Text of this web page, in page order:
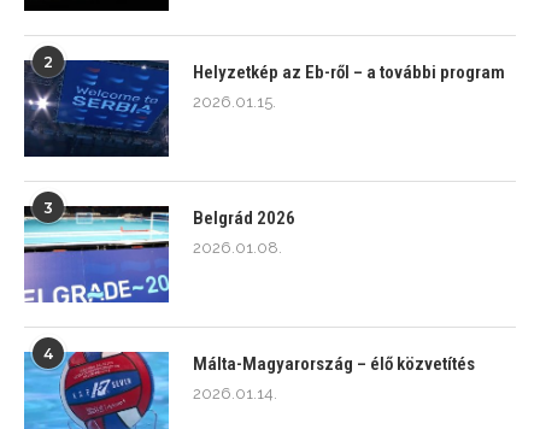
2
Helyzetkép az Eb-ről – a további program
2026.01.15.
3
Belgrád 2026
2026.01.08.
4
Málta-Magyarország – élő közvetítés
2026.01.14.